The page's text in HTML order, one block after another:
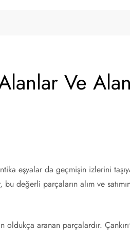
Ve Alan
eşyalar da geçmişin izlerini
değerli parçaların alım ve
oldukça aranan parçalardır.